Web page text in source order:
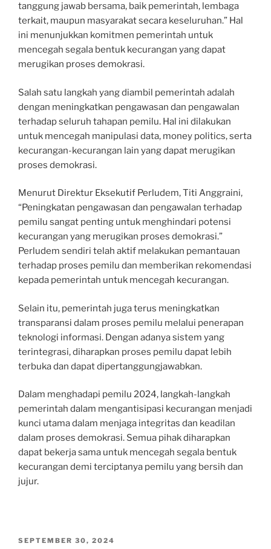
tanggung jawab bersama, baik pemerintah, lembaga
terkait, maupun masyarakat secara keseluruhan.” Hal
ini menunjukkan komitmen pemerintah untuk
mencegah segala bentuk kecurangan yang dapat
merugikan proses demokrasi.
Salah satu langkah yang diambil pemerintah adalah
dengan meningkatkan pengawasan dan pengawalan
terhadap seluruh tahapan pemilu. Hal ini dilakukan
untuk mencegah manipulasi data, money politics, serta
kecurangan-kecurangan lain yang dapat merugikan
proses demokrasi.
Menurut Direktur Eksekutif Perludem, Titi Anggraini,
“Peningkatan pengawasan dan pengawalan terhadap
pemilu sangat penting untuk menghindari potensi
kecurangan yang merugikan proses demokrasi.”
Perludem sendiri telah aktif melakukan pemantauan
terhadap proses pemilu dan memberikan rekomendasi
kepada pemerintah untuk mencegah kecurangan.
Selain itu, pemerintah juga terus meningkatkan
transparansi dalam proses pemilu melalui penerapan
teknologi informasi. Dengan adanya sistem yang
terintegrasi, diharapkan proses pemilu dapat lebih
terbuka dan dapat dipertanggungjawabkan.
Dalam menghadapi pemilu 2024, langkah-langkah
pemerintah dalam mengantisipasi kecurangan menjadi
kunci utama dalam menjaga integritas dan keadilan
dalam proses demokrasi. Semua pihak diharapkan
dapat bekerja sama untuk mencegah segala bentuk
kecurangan demi terciptanya pemilu yang bersih dan
jujur.
POSTED
SEPTEMBER 30, 2024